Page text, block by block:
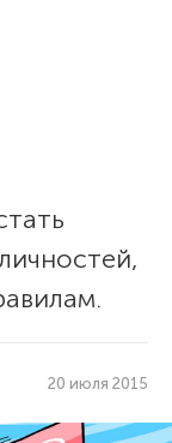
20 июля 2015